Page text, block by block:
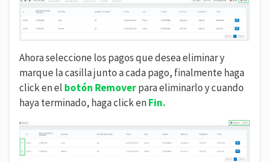
Ahora seleccione los pagos que desea eliminar y
marque la casilla junto a cada pago, finalmente haga
click en el botón Removerpara eliminarlo y cuando
haya terminado, haga click enFin.